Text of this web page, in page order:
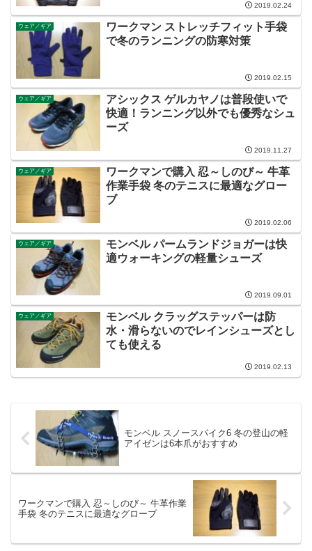
2019.02.24
ウェア／ギア
ワークマン ストレッチフィット手袋
で冬のランニングの防寒対策
2019.02.15
ウェア／ギア
アシックス ゲルカヤノは普段使いで
快適！ランニング以外でも優秀なシュ
ーズ
2019.11.27
ウェア／ギア
ワークマンで購入 忍～しのび～ 牛革
作業手袋 冬のテニスに最適なグロー
ブ
2019.02.06
ウェア／ギア
モンベル パームランドジョガーは快
適ウォーキングの軽量シューズ
2019.09.01
ウェア／ギア
モンベル クラッグステッパーは防
水・滑らないのでレインシューズとし
ても使える
2019.02.13
モンベル スノースパイク6 冬の登山の軽
アイゼンは6本爪がおすすめ
ワークマンで購入 忍～しのび～ 牛革作業
手袋 冬のテニスに最適なグローブ